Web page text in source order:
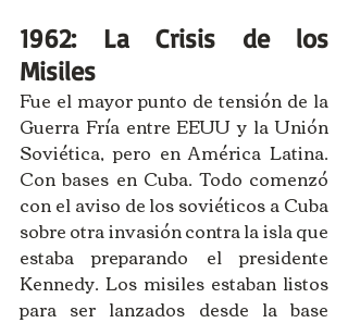
1962: La Crisis de los
Misiles
Fue el mayor punto de tensión de la
Guerra Fría entre EEUU y la Unión
Soviética, pero en América Latina.
Con bases en Cuba. Todo comenzó
con el aviso de los soviéticos a Cuba
sobre otra invasión contra la isla que
estaba preparando el presidente
Kennedy. Los misiles estaban listos
para ser lanzados desde la base